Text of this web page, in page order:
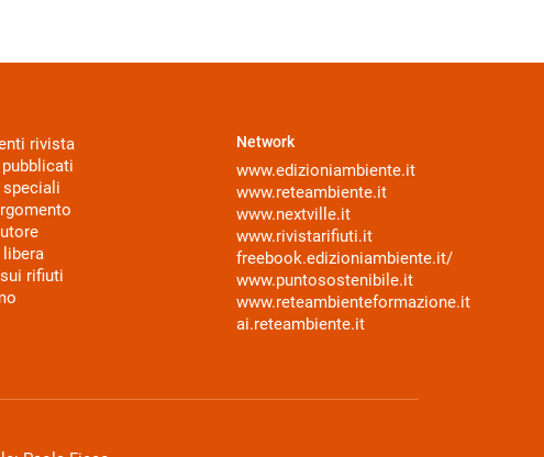
rivista
libera
rifiuti
Network
www.edizioniambiente.it
www.reteambiente.it
www.nextville.it
www.rivistarifiuti.it
freebook.edizioniambiente.it/
www.puntosostenibile.it
www.reteambienteformazione.it
ai.reteambiente.it